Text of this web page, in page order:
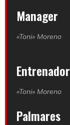
Manager
«Toni» Moreno
Entrenador
«Toni» Moreno
Palmares